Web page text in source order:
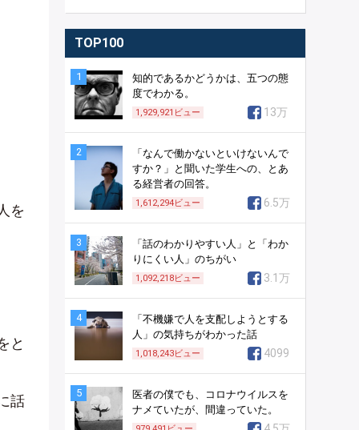
を
と
話
TOP100
1
知的であるかどうかは、五つの態
度でわかる。
1,929,921 ビュー 13万
2
「なんで働かないといけないんで
すか？」と聞いた学生への、とあ
る経営者の回答。
1,612,294ビュー 6.5万
3
「話のわかりやすい人」と「わか
りにくい人」のちがい
1,092,218ビュー 3.1万
4
「不機嫌で人を支配しようとする
人」の気持ちがわかった話
1,018,243ビュー 4099
5
医者の僕でも、コロナウイルスを
ナメていたが、間違っていた。